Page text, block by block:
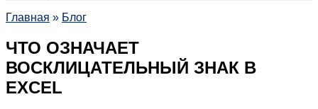
Главная » Блог
ЧТО ОЗНАЧАЕТ
ВОСКЛИЦАТЕЛЬНЫЙ ЗНАК В
EXCEL